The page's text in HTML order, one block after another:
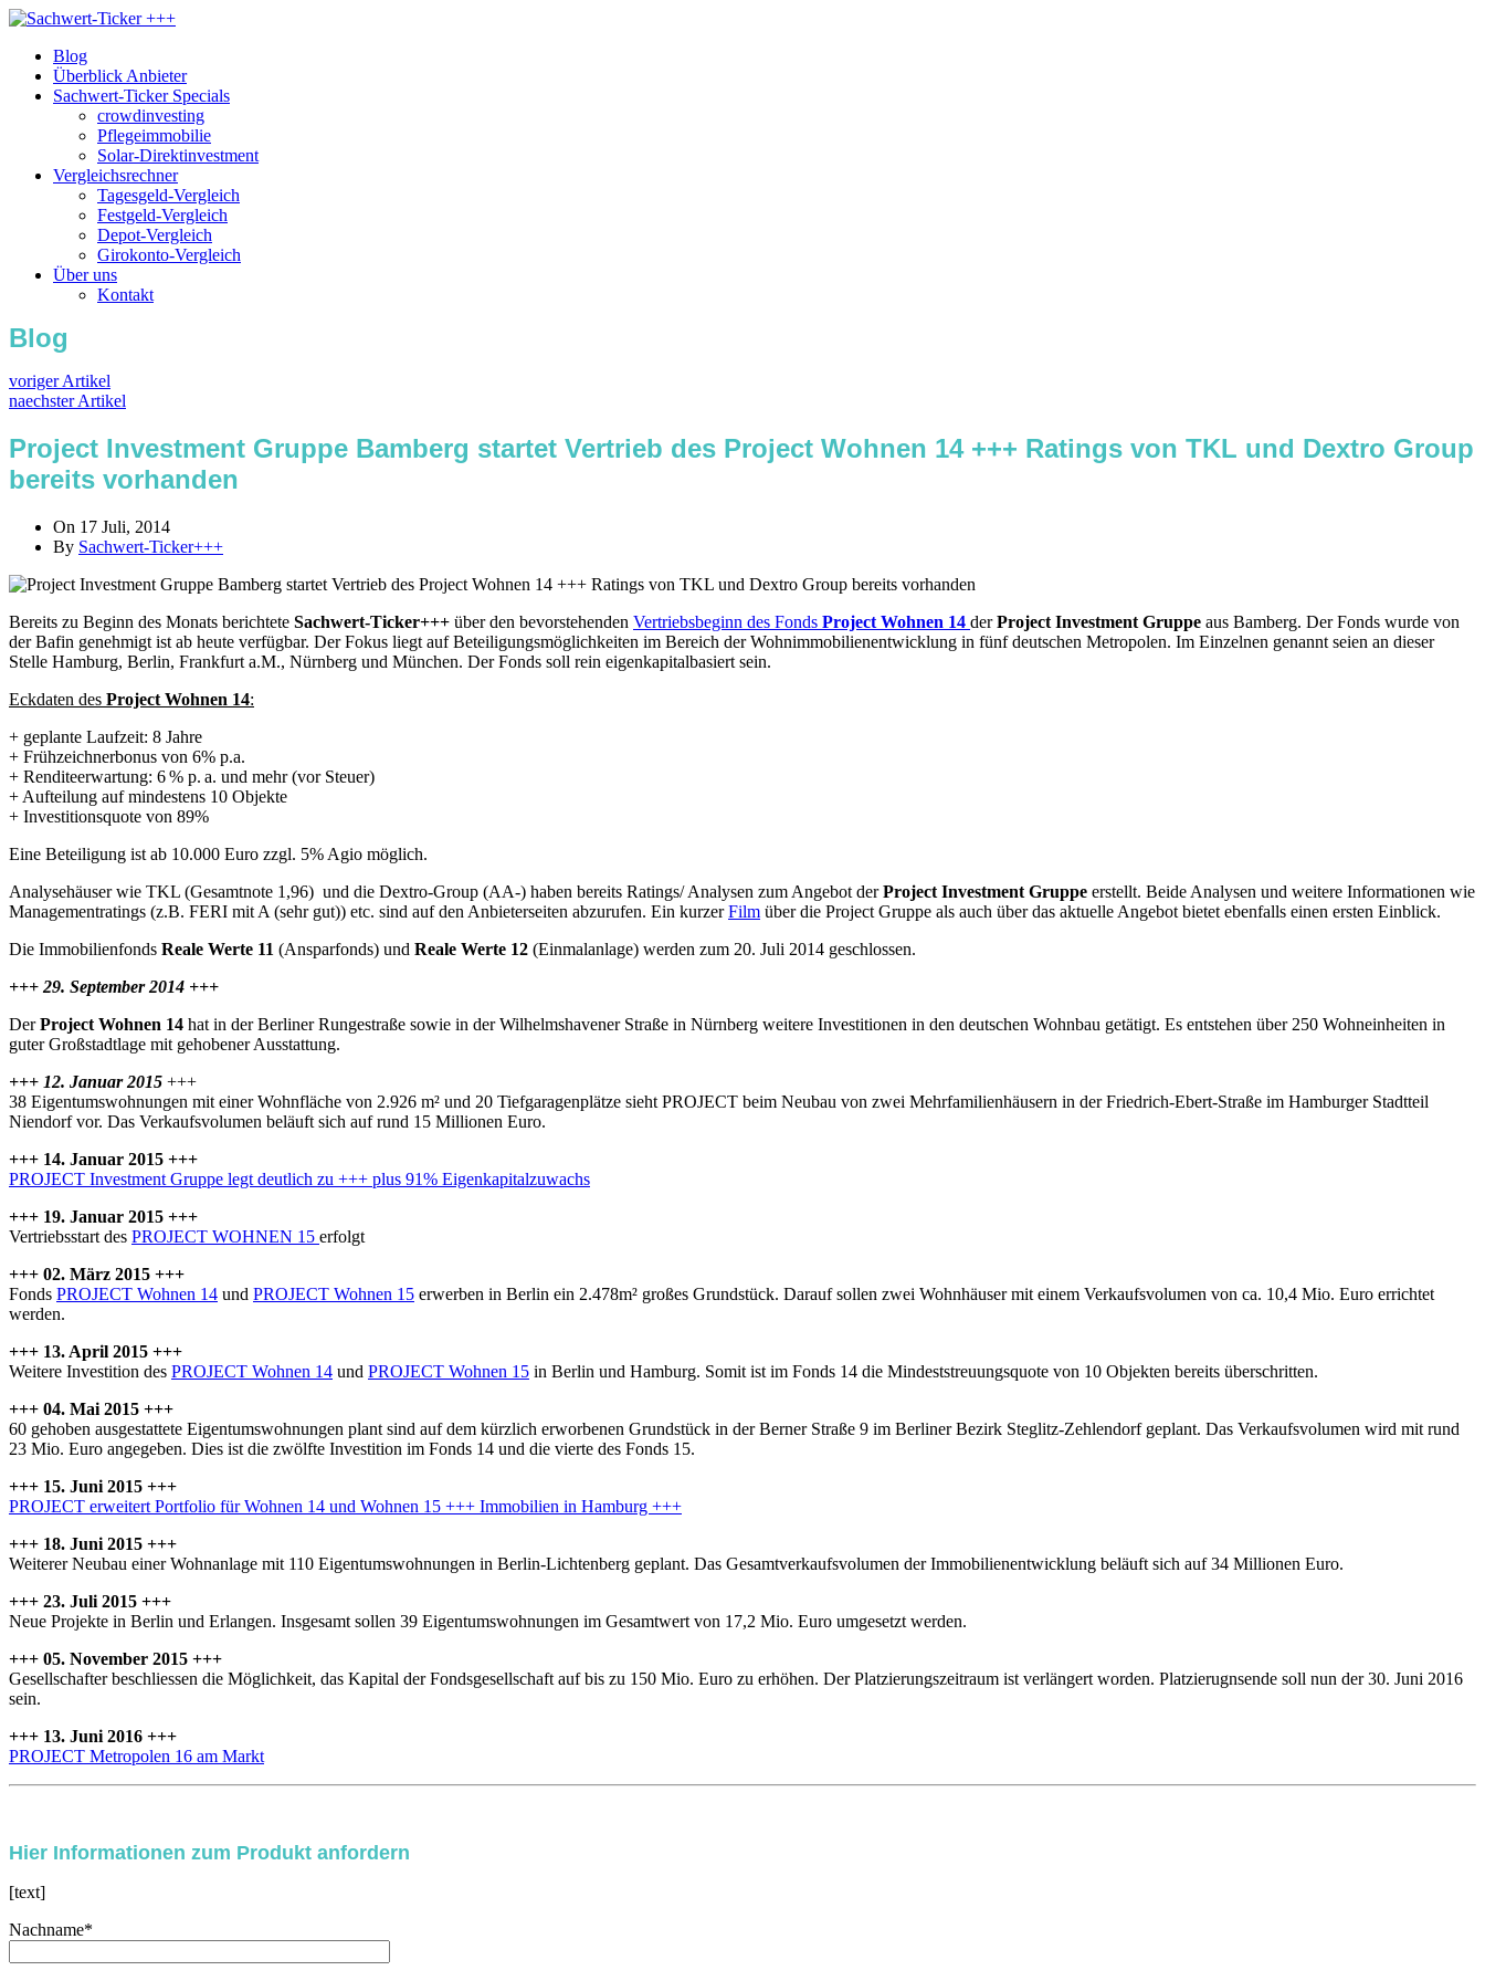
Blog
Überblick Anbieter
Sachwert-Ticker Specials
crowdinvesting
Pflegeimmobilie
Solar-Direktinvestment
Vergleichsrechner
Tagesgeld-Vergleich
Festgeld-Vergleich
Depot-Vergleich
Girokonto-Vergleich
Über uns
Kontakt
Blog
voriger Artikel
naechster Artikel
Project Investment Gruppe Bamberg startet Vertrieb des Project Wohnen 14 +++ Ratings von TKL und Dextro Group
bereits vorhanden
On 17 Juli, 2014
By Sachwert-Ticker+++
Bereits zu Beginn des Monats berichtete Sachwert-Ticker+++ über den bevorstehenden Vertriebsbeginn des Fonds Project Wohnen 14 derProject Investment Gruppe aus Bamberg. Der Fonds wurde von
der Bafin genehmigt ist ab heute verfügbar. Der Fokus liegt auf Beteiligungsmöglichkeiten im Bereich der Wohnimmobilienentwicklung in fünf deutschen Metropolen. Im Einzelnen genannt seien an dieser
Stelle Hamburg, Berlin, Frankfurt a.M., Nürnberg und München. Der Fonds soll rein eigenkapitalbasiert sein.
Eckdaten des Project Wohnen 14:
+ geplante Laufzeit: 8 Jahre
+ Frühzeichnerbonus von 6% p.a.
+ Renditeerwartung: 6 % p. a. und mehr (vor Steuer)
+ Aufteilung auf mindestens 10 Objekte
+ Investitionsquote von 89%
Eine Beteiligung ist ab 10.000 Euro zzgl. 5% Agio möglich.
Analysehäuser wie TKL (Gesamtnote 1,96) und die Dextro-Group (AA-) haben bereits Ratings/ Analysen zum Angebot derProject Investment Gruppe erstellt. Beide Analysen und weitere Informationen wie
Managementratings (z.B. FERI mit A (sehr gut)) etc. sind auf den Anbieterseiten abzurufen. Ein kurzerFilm über die Project Gruppe als auch über das aktuelle Angebot bietet ebenfalls einen ersten Einblick.
Die Immobilienfonds Reale Werte 11 (Ansparfonds) und Reale Werte 12 (Einmalanlage) werden zum 20. Juli 2014 geschlossen.
+++ 29. September 2014 +++
DerProject Wohnen 14 hat in der Berliner Rungestraße sowie in der Wilhelmshavener Straße in Nürnberg weitere Investitionen in den deutschen Wohnbau getätigt. Es entstehen über 250 Wohneinheiten in
guter Großstadtlage mit gehobener Ausstattung.
+++ 12. Januar 2015 +++
38 Eigentumswohnungen mit einer Wohnfläche von 2.926 m² und 20 Tiefgaragenplätze sieht PROJECT beim Neubau von zwei Mehrfamilienhäusern in der Friedrich-Ebert-Straße im Hamburger Stadtteil
Niendorf vor. Das Verkaufsvolumen beläuft sich auf rund 15 Millionen Euro.
+++ 14. Januar 2015 +++
PROJECT Investment Gruppe legt deutlich zu +++ plus 91% Eigenkapitalzuwachs
+++ 19. Januar 2015 +++
Vertriebsstart des PROJECT WOHNEN 15 erfolgt
+++ 02. März 2015 +++
Fonds PROJECT Wohnen 14 und PROJECT Wohnen 15 erwerben in Berlin ein 2.478m² großes Grundstück. Darauf sollen zwei Wohnhäuser mit einem Verkaufsvolumen von ca. 10,4 Mio. Euro errichtet
werden.
+++ 13. April 2015 +++
Weitere Investition des PROJECT Wohnen 14 und PROJECT Wohnen 15 in Berlin und Hamburg. Somit ist im Fonds 14 die Mindeststreuungsquote von 10 Objekten bereits überschritten.
+++ 04. Mai 2015 +++
60 gehoben ausgestattete Eigentumswohnungen plant sind auf dem kürzlich erworbenen Grundstück in der Berner Straße 9 im Berliner Bezirk Steglitz-Zehlendorf geplant. Das Verkaufsvolumen wird mit rund
23 Mio. Euro angegeben. Dies ist die zwölfte Investition im Fonds 14 und die vierte des Fonds 15.
+++ 15. Juni 2015 +++
PROJECT erweitert Portfolio für Wohnen 14 und Wohnen 15 +++ Immobilien in Hamburg +++
+++ 18. Juni 2015 +++
Weiterer Neubau einer Wohnanlage mit 110 Eigentumswohnungen in Berlin-Lichtenberg geplant. Das Gesamtverkaufsvolumen der Immobilienentwicklung beläuft sich auf 34 Millionen Euro.
+++ 23. Juli 2015 +++
Neue Projekte in Berlin und Erlangen. Insgesamt sollen 39 Eigentumswohnungen im Gesamtwert von 17,2 Mio. Euro umgesetzt werden.
+++ 05. November 2015 +++
Gesellschafter beschliessen die Möglichkeit, das Kapital der Fondsgesellschaft auf bis zu 150 Mio. Euro zu erhöhen. Der Platzierungszeitraum ist verlängert worden. Platzierugnsende soll nun der 30. Juni 2016
sein.
+++ 13. Juni 2016 +++
PROJECT Metropolen 16 am Markt
Hier Informationen zum Produkt anfordern
[text]
Nachname*